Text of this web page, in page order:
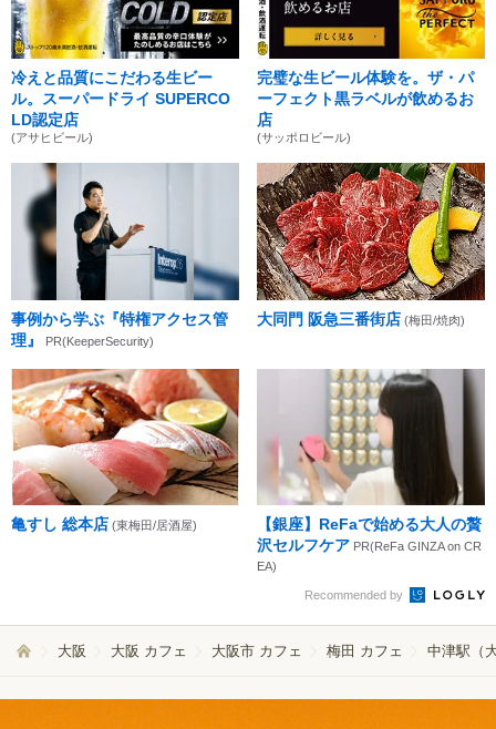
冷えと品質にこだわる生ビー
ル。スーパードライ SUPERCO
LD認定店
(アサヒビール)
完璧な生ビール体験を。ザ・パ
ーフェクト黒ラベルが飲めるお
店
(サッポロビール)
事例から学ぶ『特権アクセス管
理』
PR(KeeperSecurity)
大同門 阪急三番街店 (梅田/焼肉)
亀すし 総本店 (東梅田/居酒屋)
【銀座】ReFaで始める大人の贅
沢セルフケア PR(ReFa GINZA on CR
EA)
Recommended by
大阪 大阪 カフェ 大阪市 カフェ 梅田 カフェ 中津駅（